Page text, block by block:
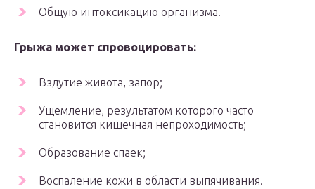
Общую интоксикацию организма.
Грыжа может спровоцировать:
Вздутие живота, запор;
Ущемление, результатом которого часто
становится кишечная непроходимость;
Образование спаек;
Воспаление кожи в области выпячивания.